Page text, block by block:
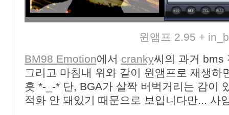
윈앰프 2.95 +
BM98 Emotion에서 cranky씨의 과거 bms
그리고 마침내 위와 같이 윈앰프로 재생하
흣 *-_-* 단, BGA가 살짝 버벅거리는 감이
적화 안 돼있기 때문으로 보입니다만... 사